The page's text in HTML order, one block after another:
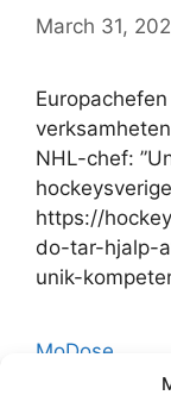
March 31,
NHL-chef:
https://
do-tar-hjalp-
unik-
Categories
MoDose